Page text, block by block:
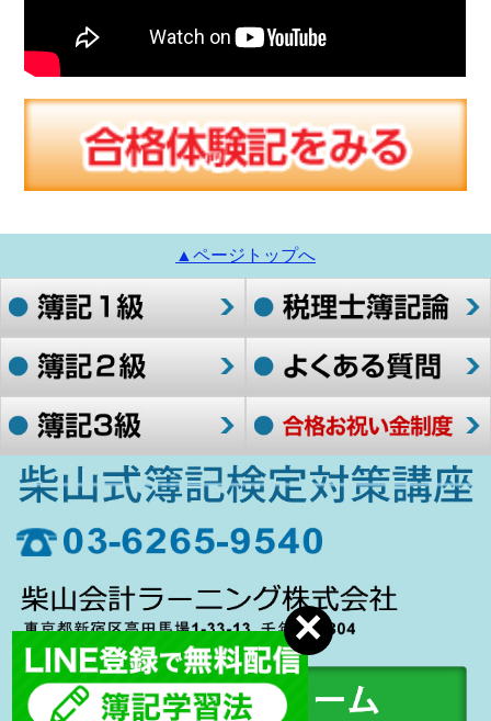
▲ページトップへ